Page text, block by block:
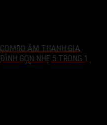
COMBO ÂM THANH GIA
ĐÌNH GỌN NHẸ 5 TRONG 1